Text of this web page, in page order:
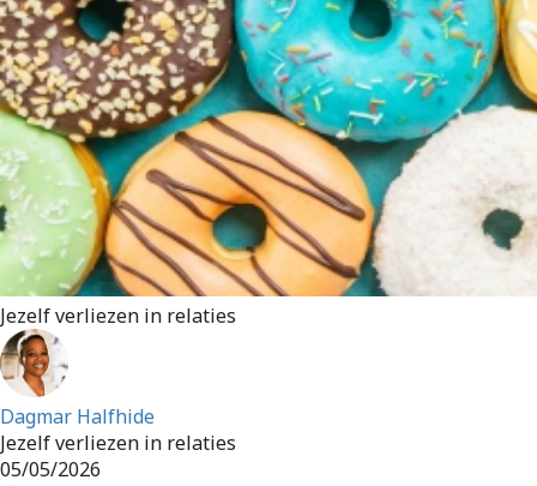
Jezelf verliezen in relaties
Dagmar Halfhide
Jezelf verliezen in relaties
05/05/2026